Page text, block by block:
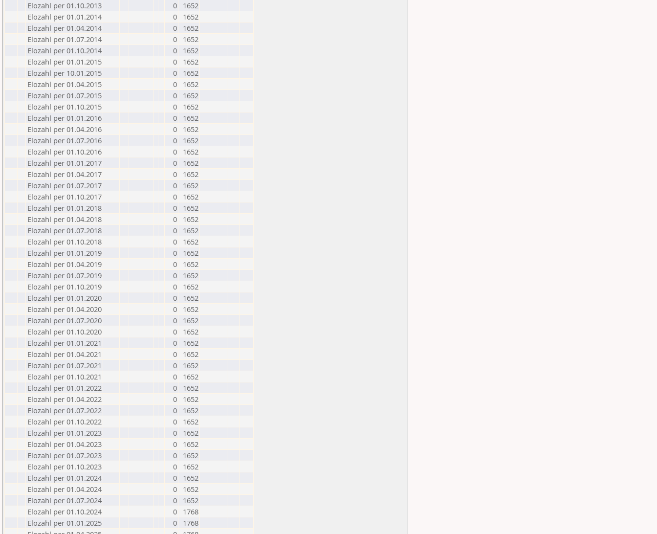
Elozahl per 01.10.2013
0
1652
Elozahl per 01.01.2014
0
1652
Elozahl per 01.04.2014
0
1652
Elozahl per 01.07.2014
0
1652
Elozahl per 01.10.2014
0
1652
Elozahl per 01.01.2015
0
1652
Elozahl per 10.01.2015
0
1652
Elozahl per 01.04.2015
0
1652
Elozahl per 01.07.2015
0
1652
Elozahl per 01.10.2015
0
1652
Elozahl per 01.01.2016
0
1652
Elozahl per 01.04.2016
0
1652
Elozahl per 01.07.2016
0
1652
Elozahl per 01.10.2016
0
1652
Elozahl per 01.01.2017
0
1652
Elozahl per 01.04.2017
0
1652
Elozahl per 01.07.2017
0
1652
Elozahl per 01.10.2017
0
1652
Elozahl per 01.01.2018
0
1652
Elozahl per 01.04.2018
0
1652
Elozahl per 01.07.2018
0
1652
Elozahl per 01.10.2018
0
1652
Elozahl per 01.01.2019
0
1652
Elozahl per 01.04.2019
0
1652
Elozahl per 01.07.2019
0
1652
Elozahl per 01.10.2019
0
1652
Elozahl per 01.01.2020
0
1652
Elozahl per 01.04.2020
0
1652
Elozahl per 01.07.2020
0
1652
Elozahl per 01.10.2020
0
1652
Elozahl per 01.01.2021
0
1652
Elozahl per 01.04.2021
0
1652
Elozahl per 01.07.2021
0
1652
Elozahl per 01.10.2021
0
1652
Elozahl per 01.01.2022
0
1652
Elozahl per 01.04.2022
0
1652
Elozahl per 01.07.2022
0
1652
Elozahl per 01.10.2022
0
1652
Elozahl per 01.01.2023
0
1652
Elozahl per 01.04.2023
0
1652
Elozahl per 01.07.2023
0
1652
Elozahl per 01.10.2023
0
1652
Elozahl per 01.01.2024
0
1652
Elozahl per 01.04.2024
0
1652
Elozahl per 01.07.2024
0
1652
Elozahl per 01.10.2024
0
1768
Elozahl per 01.01.2025
0
1768